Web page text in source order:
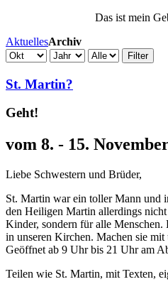
Das ist mein
AktuellesArchiv
Filter
St. Martin?
Geht!
vom 8. - 15.
Liebe Schwestern und Brüder,
St. Martin war ein toller Mann und
den Heiligen Martin allerdings
Kinder, sondern für alle
in unseren Kirchen. Machen sie
Geöffnet ab 9 Uhr bis 21 Uhr am
Teilen wie St. Martin, mit Texten,